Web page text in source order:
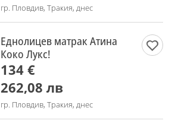
гр. Пловдив, Тракия, днес
Еднолицев матрак Атина
Коко Лукс!
134 €
262,08 лв
гр. Пловдив, Тракия, днес